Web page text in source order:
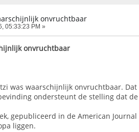
onvruchtbaar
05:33:23 PM »
onvruchtbaar
was waarschijnlijk onvruchtbaar.
ondersteunt de stelling dat
gepubliceerd in de American
liggen.